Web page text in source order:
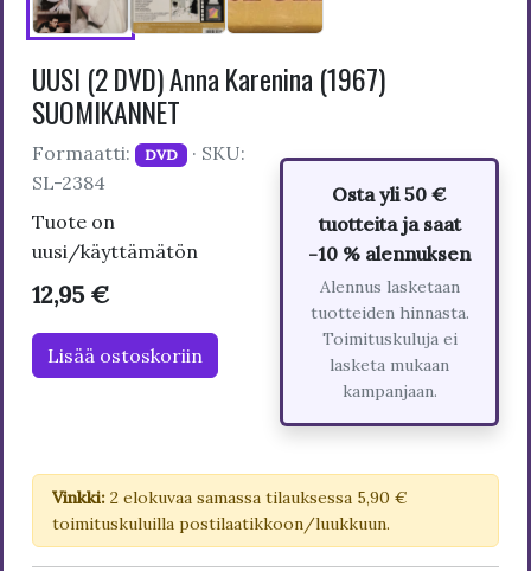
UUSI (2 DVD) Anna Karenina (1967)
SUOMIKANNET
Formaatti: DVD · SKU:
SL-2384
Tuote on
uusi/käyttämätön
12,95 €
Lisää ostoskoriin
Osta yli 50 €
tuotteita ja saat
-10 % alennuksen
Alennus lasketaan
tuotteiden hinnasta.
Toimituskuluja ei
lasketa mukaan
kampanjaan.
Vinkki: 2 elokuvaa samassa tilauksessa 5,90 €
toimituskuluilla postilaatikkoon/luukkuun.